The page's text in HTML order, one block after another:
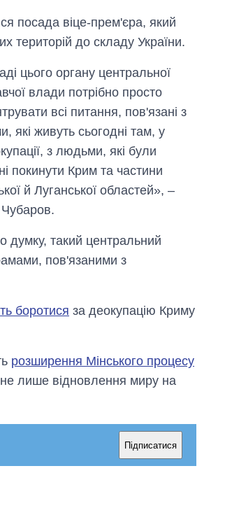
посада віце-прем'єра, який
територій до складу України.
цього органу центральної
влади потрібно просто
всі питання, пов'язані з
які живуть сьогодні там, у
з людьми, які були
покинути Крим та частини
й Луганської областей», –
думку, такий центральний
пов'язаними з
боротися за деокупацію Криму
розширення Мінського процесу
лише відновлення миру на
Підписатися